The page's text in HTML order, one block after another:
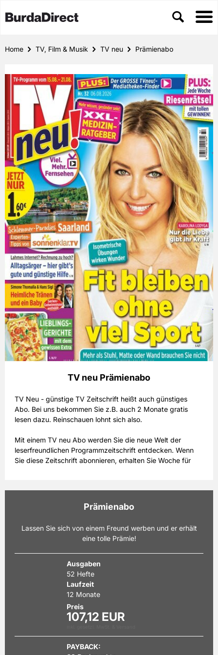
Home TV, Film & Musik TV neu Prämienabo
TV neu Prämienabo
TV Neu - günstige TV Zeitschrift heißt auch günstiges
Abo. Bei uns bekommen Sie z.B. auch 2 Monate gratis
lesen dazu. Reinschauen lohnt sich also.
Mit einem TV neu Abo werden Sie die neue Welt der
leserfreundlichen Programmzeitschrift entdecken. Wenn
Sie diese Zeitschrift abonnieren, erhalten Sie Woche für
Tag gibt es sechs Seiten mit detaillierten Informationen.
Außerdem finden Sie eine Schnellübersichtsseite sowie
eine Spielfilmseite. Mit TV neu im Abo können Sie sich
Magazin bietet Wissenswertes für die ganze Familie. Sie
finden in den Ausgaben dieser Abo-Zeitschrift zum
Beispiel Anregungen für die Gestaltung Ihres Zuhauses
oder Wissenswertes aus den Bereichen Medizin und
Reisen. Freuen Sie sich mit TV neu im Abo nicht nur auf
eine übersichtliche Programmzeitschrift, sondern auf ein
Magazin mit viel Informationswert und Unterhaltung.
Prämienabo
Lassen Sie sich von einem Freund werben und er erhält
eine tolle Prämie!
Ausgaben
52 Hefte
Laufzeit
12 Monate
Preis
107,12 EUR
PAYBACK: